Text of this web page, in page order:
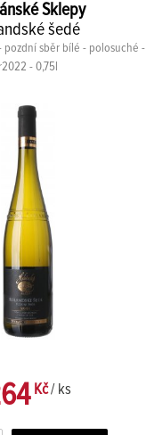
Sklepy
šedé
pozdní sběr bílé - polosuché -
r2022 - 0,75l
Kč/ ks